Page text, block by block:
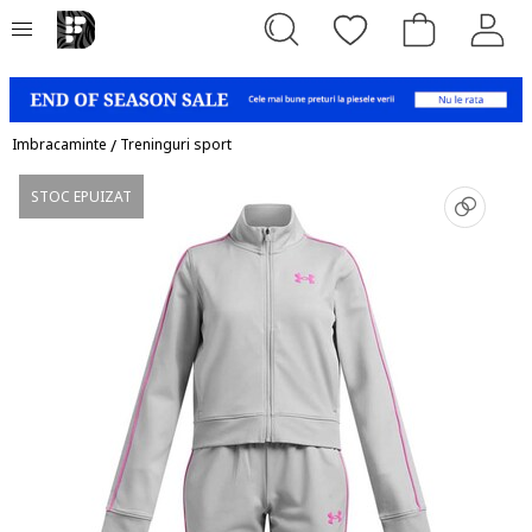
Imbracaminte / Treninguri sport
STOC EPUIZAT